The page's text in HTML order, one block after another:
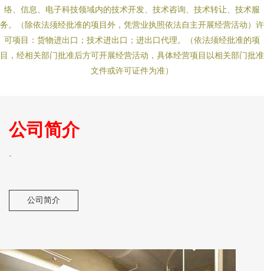
络、信息、电子科技领域内的技术开发、技术咨询、技术转让、技术服
务。（除依法须经批准的项目外，凭营业执照依法自主开展经营活动）许
可项目：货物进出口；技术进出口；进出口代理。（依法须经批准的项
目，经相关部门批准后方可开展经营活动，具体经营项目以相关部门批准
文件或许可证件为准）
公司简介
-
公司简介